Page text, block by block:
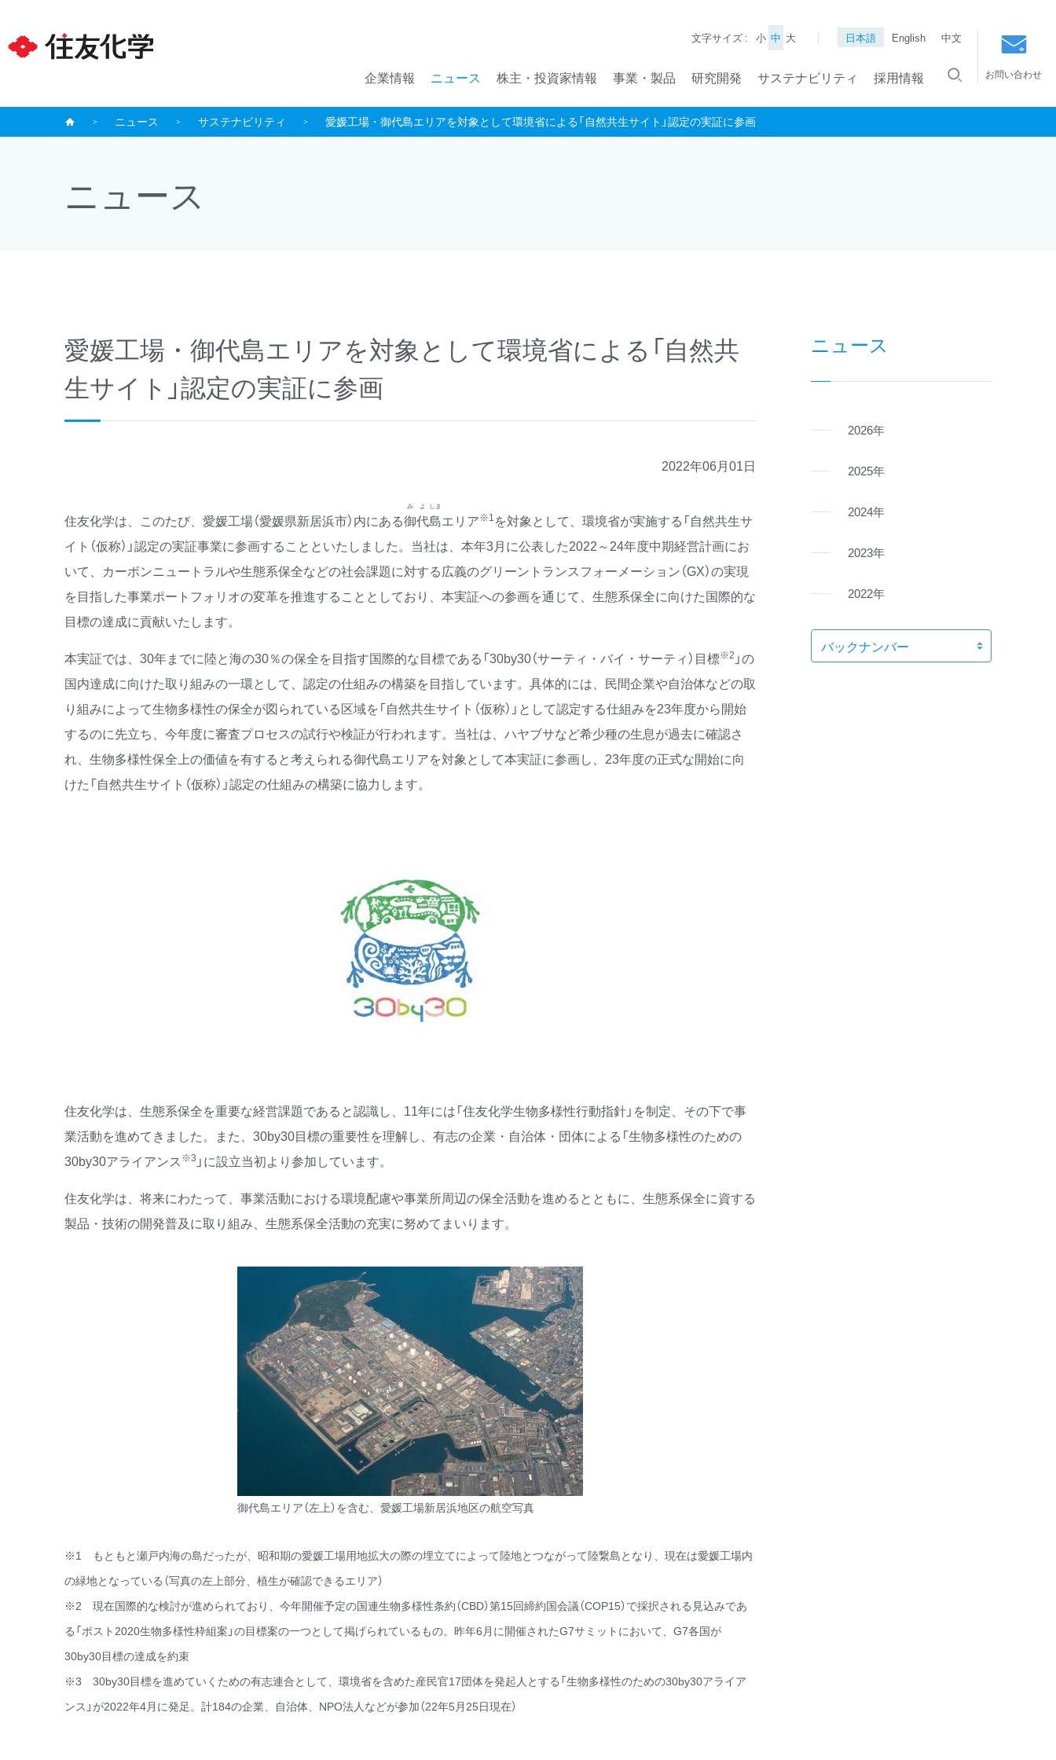
文字サイズ : 小 中 大 日本語 English 中文
企業情報 ニュース 株主・投資家情報 事業・製品 研究開発 サステナビリティ 採用情報 お問い合わせ
ニュース サステナビリティ 愛媛工場・御代島エリアを対象として環境省による「自然共生サイト」認定の実証に参画
ニュース
愛媛工場・御代島エリアを対象として環境省による「自然共
生サイト」認定の実証に参画
2022年06月01日
住友化学は、このたび、愛媛工場（愛媛県新居浜市）内にある御代
みよ
島
しま
エリア※1を対象として、環境省が実施する「自然共生サ
イト（仮称）」認定の実証事業に参画することといたしました。当社は、本年3月に公表した2022～24年度中期経営計画にお
いて、カーボンニュートラルや生態系保全などの社会課題に対する広義のグリーントランスフォーメーション（GX）の実現
を目指した事業ポートフォリオの変革を推進することとしており、本実証への参画を通じて、生態系保全に向けた国際的な
目標の達成に貢献いたします。
本実証では、30年までに陸と海の30％の保全を目指す国際的な目標である「30by30（サーティ・バイ・サーティ）目標※2 」の
国内達成に向けた取り組みの一環として、認定の仕組みの構築を目指しています。具体的には、民間企業や自治体などの取
り組みによって生物多様性の保全が図られている区域を「自然共生サイト（仮称）」として認定する仕組みを23年度から開始
するのに先立ち、今年度に審査プロセスの試行や検証が行われます。当社は、ハヤブサなど希少種の生息が過去に確認さ
れ、生物多様性保全上の価値を有すると考えられる御代島エリアを対象として本実証に参画し、23年度の正式な開始に向
けた「自然共生サイト（仮称）」認定の仕組みの構築に協力します。
住友化学は、生態系保全を重要な経営課題であると認識し、11年には「住友化学生物多様性行動指針」を制定、その下で事
業活動を進めてきました。また、30by30目標の重要性を理解し、有志の企業・自治体・団体による「生物多様性のための
30by30アライアンス※3 」に設立当初より参加しています。
住友化学は、将来にわたって、事業活動における環境配慮や事業所周辺の保全活動を進めるとともに、生態系保全に資する
製品・技術の開発普及に取り組み、生態系保全活動の充実に努めてまいります。
御代島エリア（左上）を含む、愛媛工場新居浜地区の航空写真
※1 もともと瀬戸内海の島だったが、昭和期の愛媛工場用地拡大の際の埋立てによって陸地とつながって陸繋島となり、現在は愛媛工場内
の緑地となっている（写真の左上部分、植生が確認できるエリア）
※2 現在国際的な検討が進められており、今年開催予定の国連生物多様性条約（CBD）第15回締約国会議（COP15）で採択される見込みであ
る「ポスト2020生物多様性枠組案」の目標案の一つとして掲げられているもの。昨年6月に開催されたG7サミットにおいて、G7各国が
30by30目標の達成を約束
※3 30by30目標を進めていくための有志連合として、環境省を含めた産民官17団体を発起人とする「生物多様性のための30by30アライア
ンス」が2022年4月に発足。計184の企業、自治体、NPO法人などが参加（22年5月25日現在）
ニュース
2026年
2025年
2024年
2023年
2022年